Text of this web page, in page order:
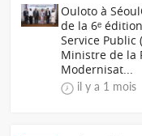
Ouloto à
de la 6ᵉ
Service Public
Ministre de la
Modernisat...
il y a 1 mois